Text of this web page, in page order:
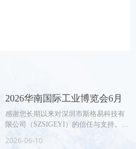
2026华南国际工业博览会6月
10-12日深圳启幕，诚邀新老客
户共鉴智造安全新未来！
感谢您长期以来对深圳市斯格易科技有
限公司（SZSIGEYI）的信任与支持。我
览会（SCIIF），共探智造安全新未来。
2026-06-10